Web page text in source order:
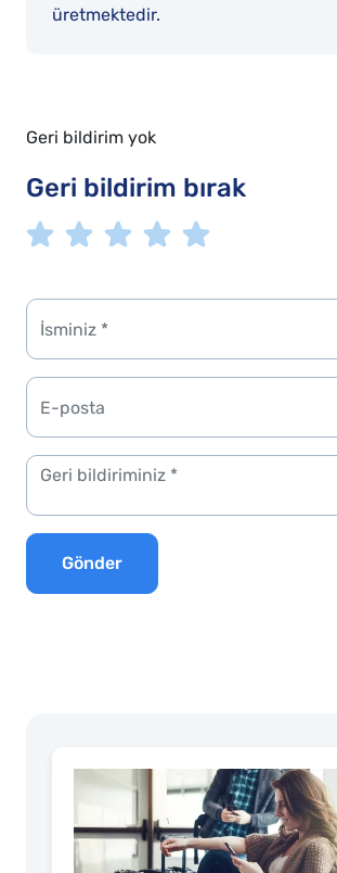
üretmektedir.
Geri bildirim yok
Geri bildirim bırak
Gönder